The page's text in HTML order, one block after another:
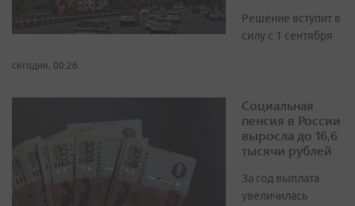
Решение вступит в
силу с 1 сентября
сегодня, 00:26
Социальная
пенсия в России
выросла до 16,6
тысячи рублей
За год выплата
увеличилась